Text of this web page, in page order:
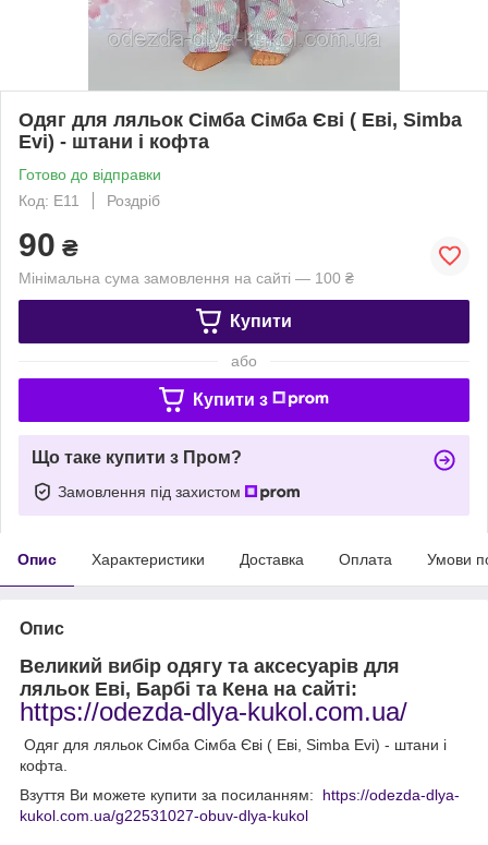
Одяг для ляльок Сімба Сімба Єві ( Еві, Simba
Evi) - штани і кофта
Готово до відправки
Код: Е11
Роздріб
90 ₴
Мінімальна сума замовлення на сайті — 100 ₴
Купити
або
Купити з
Що таке купити з Пром?
Замовлення під захистом
Опис Характеристики Доставка Оплата Умови
Опис
Великий вибір одягу та аксесуарів для
ляльок Еві, Барбі та Кена на сайті:
https://odezda-dlya-kukol.com.ua/
Одяг для ляльок Сімба Сімба Єві ( Еві, Simba Evi) - штани і
кофта.
Взуття Ви можете купити за посиланням: https://odezda-dlya-
kukol.com.ua/g22531027-obuv-dlya-kukol